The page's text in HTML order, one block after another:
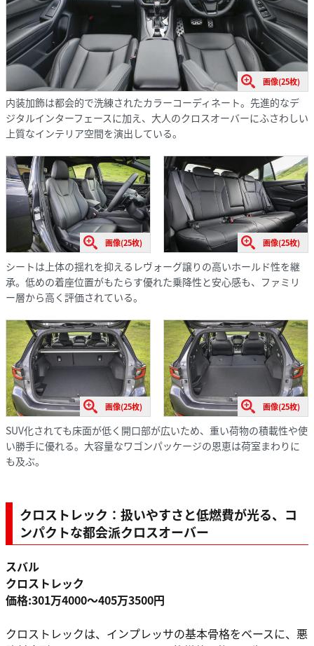
画像(25枚)
内装加飾は都会的で洗練されたカラーコーディネート。先進的なデ
ジタルインターフェースに加え、大人のクロスオーバーにふさわしい
上質なインテリア空間を演出している。
画像(25枚) 画像(25枚)
シートは上体の揺れを抑えるレヴォーグ譲りの高いホールド性を継
承。低めの着座位置がもたらす優れた乗降性と安心感も、ファミリ
ー層から高く評価されている。
画像(25枚) 画像(25枚)
SUV化されても床面が低く開口部が広いため、重い荷物の積載性や使
い勝手に優れる。大容量なワゴンパッケージの恩恵は荷室まわりに
も及ぶ。
クロストレック：扱いやすさと低燃費が光る、コ
ンパクトな都会派クロスオーバー
スバル
クロストレック
価格:301万4000〜405万3500円
クロストレックは、インプレッサの基本骨格をベースに、悪